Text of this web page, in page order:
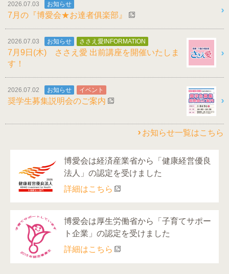
2026.07.03 お知らせ
7月の『博愛会★お達者俱楽部』
2026.07.03 お知らせ ささえ愛INFORMATION
7月9日(木) ささえ愛 出前講座を開催いたしま
す！
2026.07.02 お知らせ イベント
奨学生募集説明会のご案内
お知らせ一覧はこちら
博愛会は経済産業省から「健康経営優良
法人」の認定を受けました
詳細はこちら
博愛会は厚生労働省から「子育てサポー
ト企業」の認定を受けました
詳細はこちら